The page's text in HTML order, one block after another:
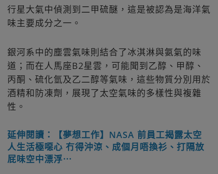
行星大氣中偵測到二甲硫醚，這是被認為是海洋氣
味主要成分之一。
銀河系中的塵雲氣味則結合了冰淇淋與氨氣的味
道；而在人馬座B2星雲，可能聞到乙醇、甲醇、
丙酮、硫化氫及乙二醇等氣味，這些物質分別用於
酒精和防凍劑，展現了太空氣味的多樣性與複雜
性。
延伸閱讀：【夢想工作】NASA 前員工揭露太空
人生活極噁心 冇得沖涼、成個月唔換衫、打隔放
屁味空中漂浮⋯